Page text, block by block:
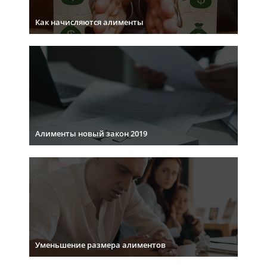
Как начисляются алименты
Алименты новый закон 2019
Уменьшение размера алиментов